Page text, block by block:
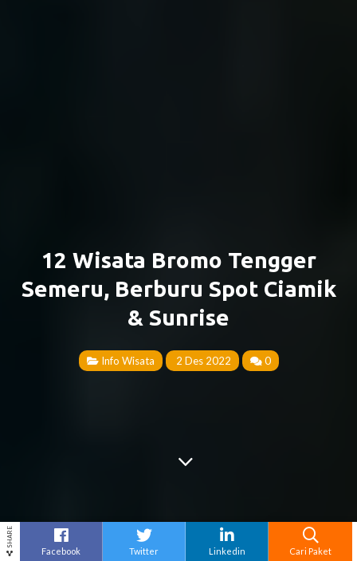
SHARE
Facebook Twitter Linkedin Cari Paket
12 Wisata Bromo Tengger
Semeru, Berburu Spot Ciamik
& Sunrise
Info Wisata 2 Des 2022 0